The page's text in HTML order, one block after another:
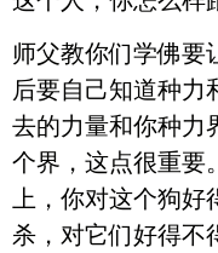
师父教你们学佛要
后要自己知道种力
去的力量和你种力
个界，这点很重要
上，你对这个狗好
杀，对它们好得不